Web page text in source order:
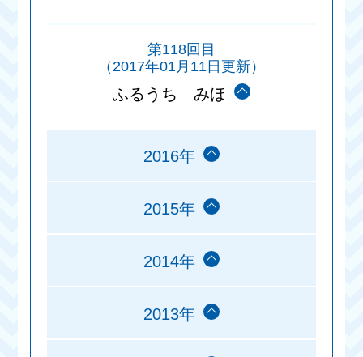
第118回目
（2017年01月11日更新）
ふるうち みほ
2016年
2015年
2014年
2013年